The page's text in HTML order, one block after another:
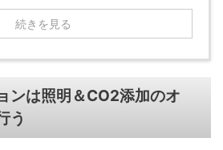
続きを見る
ンは照明＆CO2添加のオ
う